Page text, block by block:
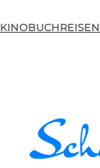
KINOBUCHREISEN